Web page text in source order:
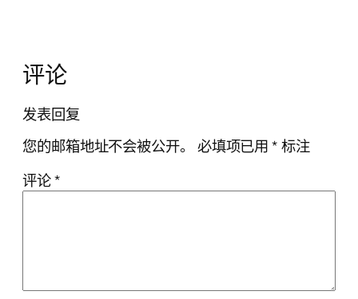
评论
发表回复
您的邮箱地址不会被公开。 必填项已用*标注
评论*